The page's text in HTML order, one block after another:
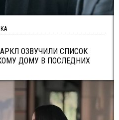
ОЗВУЧИЛИ СПИСОК
ДОМУ В ПОСЛЕДНИХ